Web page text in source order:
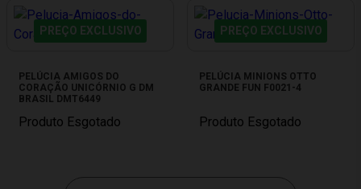
PREÇO EXCLUSIVO
PELÚCIA AMIGOS DO
CORAÇÃO UNICÓRNIO G DM
BRASIL DMT6449
Produto Esgotado
PREÇO EXCLUSIVO
PELÚCIA MINIONS OTTO
GRANDE FUN F0021-4
Produto Esgotado